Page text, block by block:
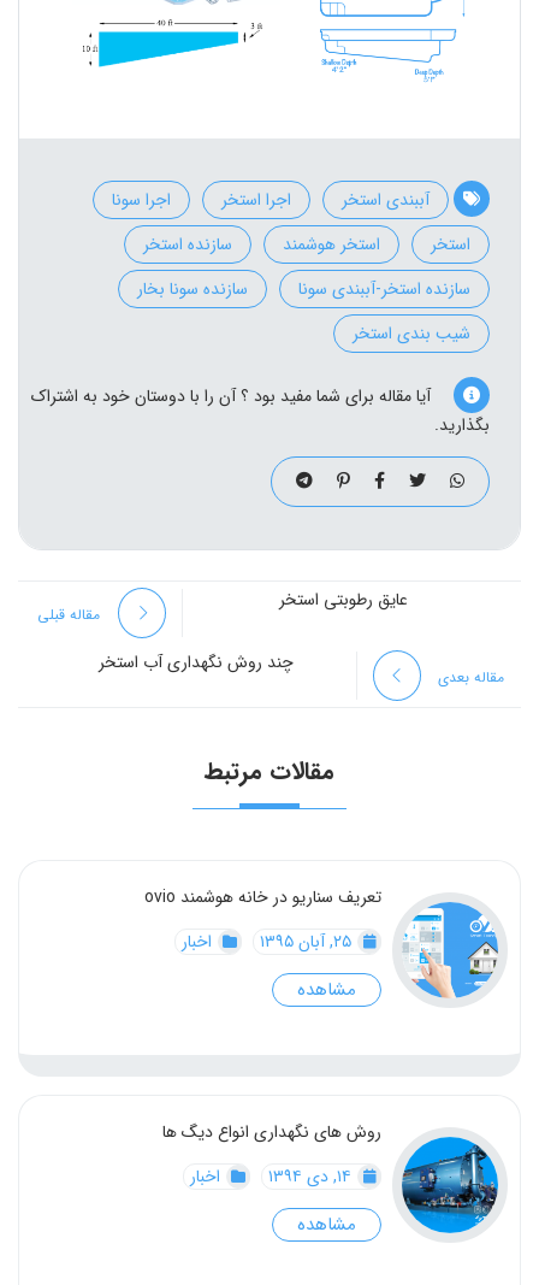
آببندی استخر اجرا استخر
اجرا سونا
استخر
استخر هوشمند
سازنده استخر
سازنده استخر-آببندی سونا
سازنده سونا بخار
شیب بندی استخر
آیا مقاله برای شما مفید بود ؟ آن را با دوستان خود به اشتراک
بگذارید.
عایق رطوبتی استخر‍
مقاله قبلی
مقاله بعدی
چند روش نگهداری آب استخر
مقالات مرتبط
تعریف سناریو در خانه هوشمند ovio
اخبار
مشاهده
روش های نگهداری انواع دیگ ها
اخبار
مشاهده